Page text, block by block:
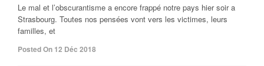
Le mal et l’obscurantisme a encore frappé notre pays hier soir a
Strasbourg. Toutes nos pensées vont vers les victimes, leurs
familles, et
Posted On 12 Déc 2018